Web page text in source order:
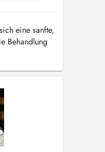
eine sanfte,
Behandlung
zu uns, wenn
Ratschläge,
sich sel...